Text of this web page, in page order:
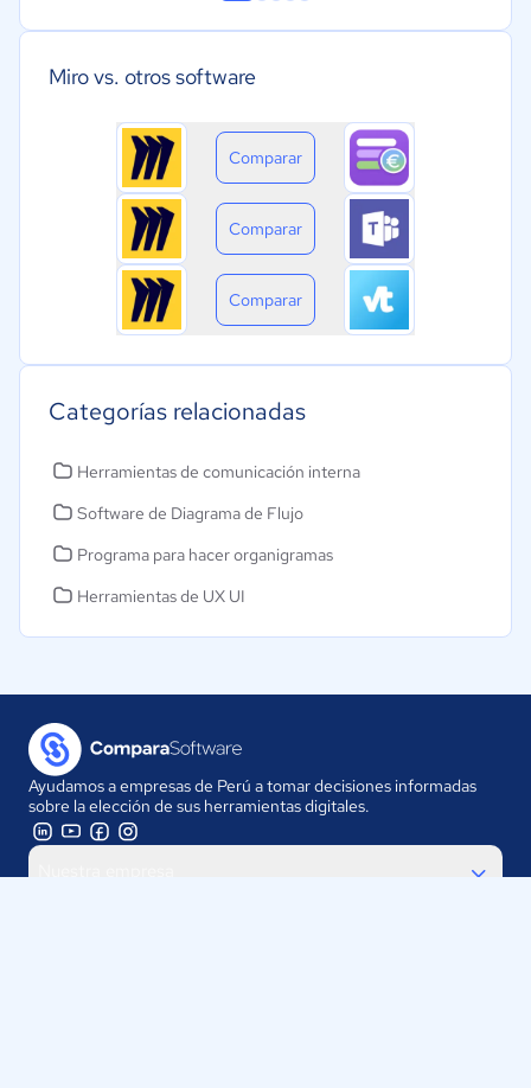
Miro vs. otros software
Comparar
Comparar
Comparar
Categorías relacionadas
Herramientas de comunicación interna
Software de Diagrama de Flujo
Programa para hacer organigramas
Herramientas de UX UI
Ayudamos a empresas de Perú a tomar decisiones informadas
sobre la elección de sus herramientas digitales.